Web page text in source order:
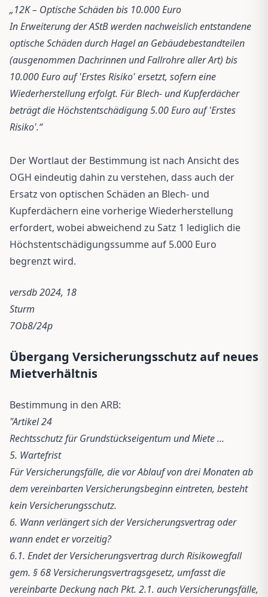
„12K – Optische Schäden bis 10.000 Euro
In Erweiterung der AStB werden nachweislich entstandene
optische Schäden durch Hagel an Gebäudebestandteilen
(ausgenommen Dachrinnen und Fallrohre aller Art) bis
10.000 Euro auf 'Erstes Risiko' ersetzt, sofern eine
Wiederherstellung erfolgt. Für Blech- und Kupferdächer
beträgt die Höchstentschädigung 5.00 Euro auf 'Erstes
Risiko'.“
Der Wortlaut der Bestimmung ist nach Ansicht des
OGH eindeutig dahin zu verstehen, dass auch der
Ersatz von optischen Schäden an Blech- und
Kupferdächern eine vorherige Wiederherstellung
erfordert, wobei abweichend zu Satz 1 lediglich die
Höchstentschädigungssumme auf 5.000 Euro
begrenzt wird.
versdb 2024, 18
Sturm
7Ob8/24p
Übergang Versicherungsschutz auf neues
Mietverhältnis
Bestimmung in den ARB:
"Artikel 24
Rechtsschutz für Grundstückseigentum und Miete ...
5. Wartefrist
Für Versicherungsfälle, die vor Ablauf von drei Monaten ab
dem vereinbarten Versicherungsbeginn eintreten, besteht
kein Versicherungsschutz.
6. Wann verlängert sich der Versicherungsvertrag oder
wann endet er vorzeitig?
6.1. Endet der Versicherungsvertrag durch Risikowegfall
gem. § 68 Versicherungsvertragsgesetz, umfasst die
vereinbarte Deckung nach Pkt. 2.1. auch Versicherungsfälle,